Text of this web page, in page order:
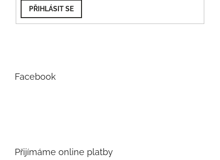
PŘIHLÁSIT SE
Facebook
Přijímáme online platby